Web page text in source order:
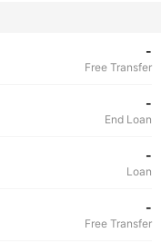
-
Free Transfer
-
End Loan
-
Loan
-
Free Transfer